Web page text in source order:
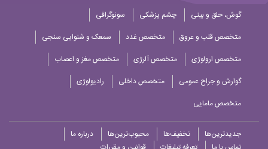
گوش، حلق و بینی
چشم پزشکی
سونوگرافی
متخصص قلب و عروق
متخصص غدد
سمعک و شنوایی سنجی
متخصص ارولوژی
متخصص آلرژی
متخصص مغز و اعصاب
گوارش و جراح عمومی
متخصص داخلی
رادیولوژی
متخصص مامایی
جدیدترین‌ها تخفیف‌ها محبوب‌ترین‌ها
درباره ما